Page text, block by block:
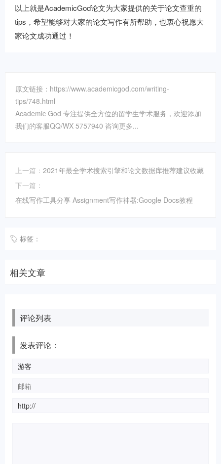
以上就是AcademicGod论文为大家提供的关于论文查重的
tips，希望能够对大家的论文写作有所帮助，也衷心祝愿大
家论文成功通过！
原文链接：https://www.academicgod.com/writing-
tips/748.html
Academic God 专注提供全方位的留学生学术服务，欢迎添加
我们的客服QQ/WX 5757940 咨询更多...
上一篇： 2021年最全学术搜索引擎和论文数据库推荐建议收藏
下一篇：
在线写作工具分享 Assignment写作神器:Google Docs教程
标签：
相关文章
评论列表
发表评论：